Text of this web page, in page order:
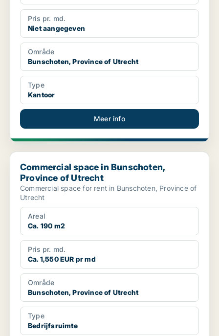
Pris pr. md.
Niet aangegeven
Område
Bunschoten, Province of Utrecht
Type
Kantoor
Meer info
Commercial space in Bunschoten, Province of Utrecht
Commercial space in Bunschoten,
Province of Utrecht
Commercial space for rent in Bunschoten, Province of
Utrecht
Areal
Ca. 190 m2
Pris pr. md.
Ca. 1,550 EUR pr md
Område
Bunschoten, Province of Utrecht
Type
Bedrijfsruimte